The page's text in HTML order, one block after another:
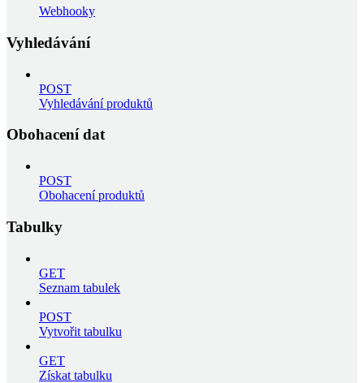
Webhooky
Vyhledávání
POST
Vyhledávání produktů
Obohacení dat
POST
Obohacení produktů
Tabulky
GET
Seznam tabulek
POST
Vytvořit tabulku
GET
Získat tabulku